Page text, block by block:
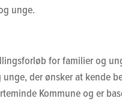
unge.
for familier og
der ønsker at kende
Kommune og er